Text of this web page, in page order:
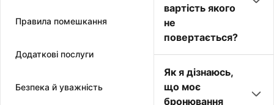
Правила помешкання
Додаткові послуги
Безпека й уважність
вартість якого
не
повертається?
Як я дізнаюсь,
що моє
бронювання